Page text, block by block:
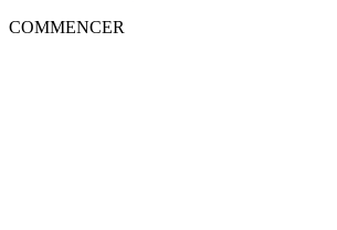
COMMENCER